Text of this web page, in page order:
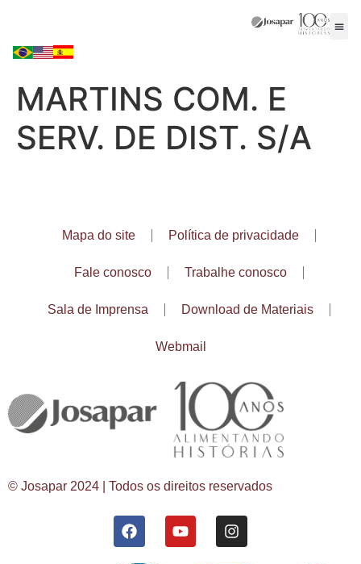
MARTINS COM. E
SERV. DE DIST. S/A
Mapa do site Política de privacidade
Fale conosco Trabalhe conosco
Sala de Imprensa Download de Materiais
Webmail
© Josapar 2024 | Todos os direitos reservados